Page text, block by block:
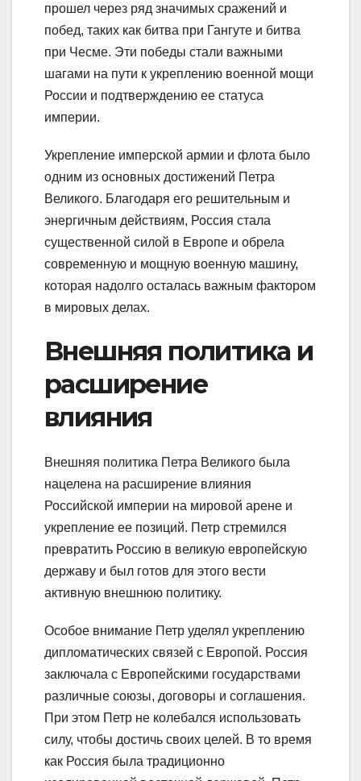
прошел через ряд значимых сражений и
побед, таких как битва при Гангуте и битва
при Чесме. Эти победы стали важными
шагами на пути к укреплению военной мощи
России и подтверждению ее статуса
империи.
Укрепление имперской армии и флота было
одним из основных достижений Петра
Великого. Благодаря его решительным и
энергичным действиям, Россия стала
существенной силой в Европе и обрела
современную и мощную военную машину,
которая надолго осталась важным фактором
в мировых делах.
Внешняя политика и
расширение
влияния
Внешняя политика Петра Великого была
нацелена на расширение влияния
Российской империи на мировой арене и
укрепление ее позиций. Петр стремился
превратить Россию в великую европейскую
державу и был готов для этого вести
активную внешнюю политику.
Особое внимание Петр уделял укреплению
дипломатических связей с Европой. Россия
заключала с Европейскими государствами
различные союзы, договоры и соглашения.
При этом Петр не колебался использовать
силу, чтобы достичь своих целей. В то время
как Россия была традиционно